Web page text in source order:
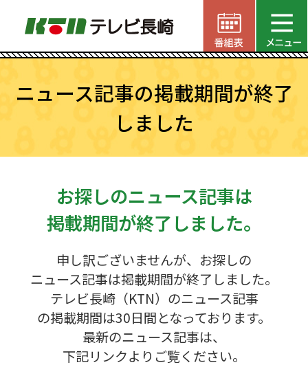
ニュース記事の掲載期間が終了
しました
お探しのニュース記事は
掲載期間が終了しました。
申し訳ございませんが、お探しの
ニュース記事は掲載期間が終了しました。
テレビ長崎（KTN）のニュース記事
の掲載期間は30日間となっております。
最新のニュース記事は、
下記リンクよりご覧ください。